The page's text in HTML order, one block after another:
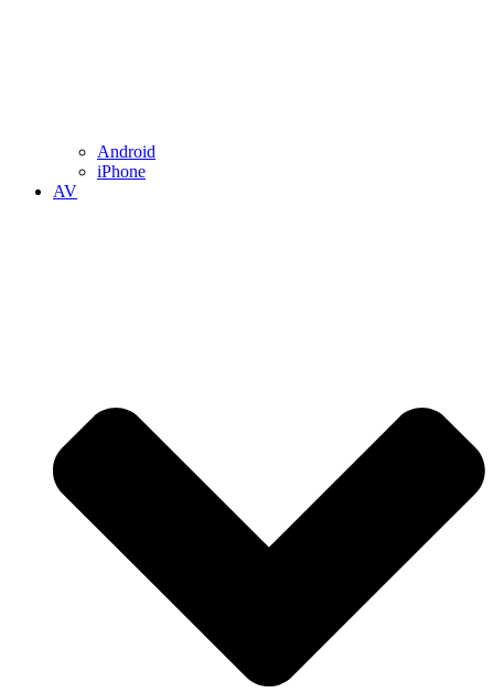
Android
iPhone
AV